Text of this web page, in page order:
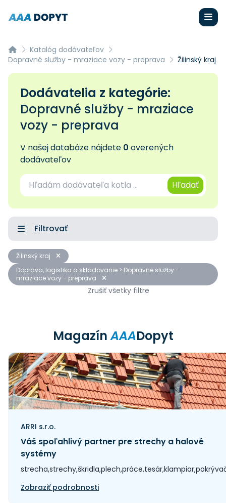
Katalóg dodávateľov
Dopravné služby - mraziace vozy - preprava
Žilinský kraj
Dodávatelia z kategórie:
Dopravné služby - mraziace
vozy - preprava
V našej databáze nájdete 0 overených
dodávateľov
Hľadať
Filtrovať
Žilinský kraj
Doprava, logistika a skladovanie > Dopravné služby -
mraziace vozy - preprava
Zrušiť všetky filtre
MagazínAAADopyt
ARRI s.r.o.
Váš spoľahlivý partner pre strechy a halové
systémy
Zobraziť podrobnosti